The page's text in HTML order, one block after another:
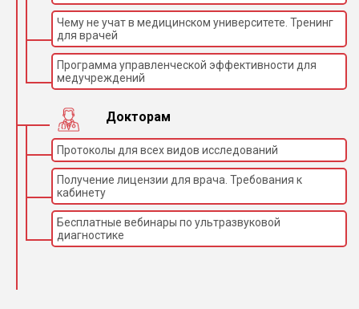
Чему не учат в медицинском университете. Тренинг
для врачей
Программа управленческой эффективности для
медучреждений
Докторам
Протоколы для всех видов исследований
Получение лицензии для врача. Требования к
кабинету
Бесплатные вебинары по ультразвуковой
диагностике